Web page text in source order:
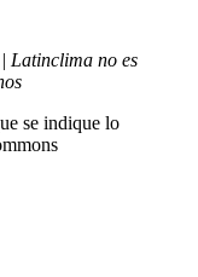
| Latinclima no es
se indique lo